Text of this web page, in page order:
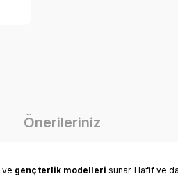
Önerileriniz
ve genç terlik modelleri sunar. Hafif ve